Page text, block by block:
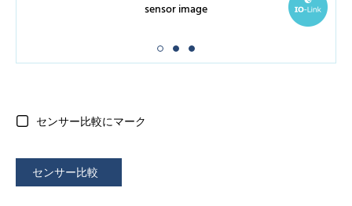
sensor image
センサー比較にマーク
センサー比較